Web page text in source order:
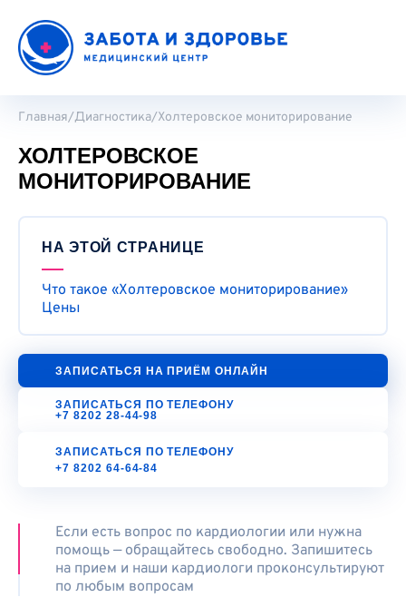
Главная/Диагностика/Холтеровское мониторирование
ХОЛТЕРОВСКОЕ
МОНИТОРИРОВАНИЕ
НА ЭТОЙ СТРАНИЦЕ
Что такое «Холтеровское мониторирование»
Цены
ЗАПИСАТЬСЯ НА ПРИЁМ ОНЛАЙН
ЗАПИСАТЬСЯ ПО ТЕЛЕФОНУ
+7 8202 28-44-98
ЗАПИСАТЬСЯ ПО ТЕЛЕФОНУ
+7 8202 64-64-84
Если есть вопрос по кардиологии или нужна
помощь — обращайтесь свободно. Запишитесь
на прием и наши кардиологи проконсультируют
по любым вопросам